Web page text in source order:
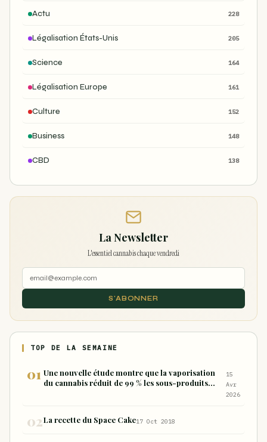
Actu 228
Légalisation États-Unis 205
Science 164
Légalisation Europe 161
Culture 152
Business 148
CBD 138
La Newsletter
L'essentiel cannabis chaque vendredi
S'ABONNER
TOP DE LA SEMAINE
Une nouvelle étude montre que la vaporisation
du cannabis réduit de 99 % les sous-produits
15
Avr
2026
La recette du Space Cake17 Oct 2018